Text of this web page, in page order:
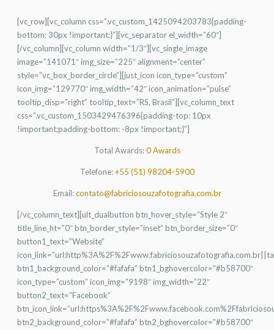
[vc_row][vc_column css=”.vc_custom_1425094203783{padding-
bottom: 30px !important;}”][vc_separator el_width=”60″]
[/vc_column][vc_column width=”1/3″][vc_single_image
image=”141071″ img_size=”225″ alignment=”center”
style=”vc_box_border_circle”][just_icon icon_type=”custom”
icon_img=”129770″ img_width=”42″ icon_animation=”pulse”
tooltip_disp=”right” tooltip_text=”RS, Brasil”][vc_column_text
css=”.vc_custom_1503429476396{padding-top: 10px
!important;padding-bottom: -8px !important;}”]
Total Awards:0 Awards
Telefone:+55 (51) 98204-5900
Email:contato@fabriciosouzafotografia.com.br
[/vc_column_text][ult_dualbutton btn_hover_style=”Style 2″
title_line_ht=”0″ btn_border_style=”inset” btn_border_size=”0″
button1_text=”Website”
btn1_background_color=”#fafafa” btn1_bghovercolor=”#b58700″
icon_type=”custom” icon_img=”9198″ img_width=”22″
button2_text=”Facebook”
btn2_background_color=”#fafafa” btn2_bghovercolor=”#b58700″